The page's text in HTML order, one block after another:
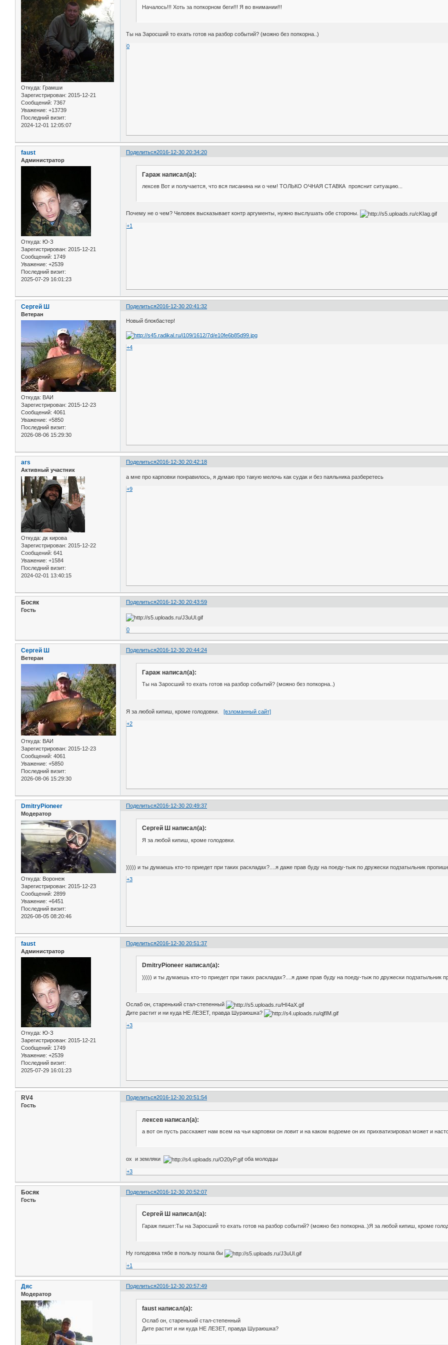
Откуда: Грамши
Зарегистрирован: 2015-12-21
Сообщений: 7367
Уважение: +13739
Последний визит:
2024-12-01 12:05:07
Началось!!! Хоть за попкорном беги!!! Я во внимании!!!
Ты на Заросший то ехать готов на разбор событий? (можно без попкорна..)
0
Поделиться2016-12-30 20:34:20
faust
Администратор
Откуда: Ю-З
Зарегистрирован: 2015-12-21
Сообщений: 1749
Уважение: +2539
Последний визит:
2025-07-29 16:01:23
Гараж написал(а):
лексев Вот и получается, что вся писанина ни о чем! ТОЛЬКО ОЧНАЯ СТАВКА прояснит ситуацию...
Почему не о чем? Человек высказывает контр аргументы, нужно выслушать обе стороны.
+1
Поделиться2016-12-30 20:41:32
Сергей Ш
Ветеран
Откуда: ВАИ
Зарегистрирован: 2015-12-23
Сообщений: 4061
Уважение: +5850
Последний визит:
2026-08-06 15:29:30
Новый блокбастер!
+4
Поделиться2016-12-30 20:42:18
ars
Активный участник
Откуда: дк кирова
Зарегистрирован: 2015-12-22
Сообщений: 641
Уважение: +1584
Последний визит:
2024-02-01 13:40:15
а мне про карповки понравилось, я думаю про такую мелочь как судак и без паяльника разберетесь
+9
Поделиться2016-12-30 20:43:59
Босяк
Гость
0
Поделиться2016-12-30 20:44:24
Сергей Ш
Ветеран
Откуда: ВАИ
Зарегистрирован: 2015-12-23
Сообщений: 4061
Уважение: +5850
Последний визит:
2026-08-06 15:29:30
Гараж написал(а):
Ты на Заросший то ехать готов на разбор событий? (можно без попкорна..)
Я за любой кипиш, кроме голодовки.[взломанный сайт]
+2
Поделиться2016-12-30 20:49:37
DmitryPioneer
Модератор
Откуда: Воронеж
Зарегистрирован: 2015-12-23
Сообщений: 2899
Уважение: +6451
Последний визит:
2026-08-05 08:20:46
Сергей Ш написал(а):
Я за любой кипиш, кроме голодовки.
))))) и ты думаешь кто-то приедет при таких раскладах?....я даже прав буду на поеду-тыж по дружески подзатыльник
+3
Поделиться2016-12-30 20:51:37
faust
Администратор
Откуда: Ю-З
Зарегистрирован: 2015-12-21
Сообщений: 1749
Уважение: +2539
Последний визит:
2025-07-29 16:01:23
DmitryPioneer написал(а):
))))) и ты думаешь кто-то приедет при таких раскладах?....я даже прав буду на поеду-тыж по дружески подзатыльник
Ослаб он, старенький стал-степенный
Дите растит и ни куда НЕ ЛЕЗЕТ, правда Шураюшка?
+3
Поделиться2016-12-30 20:51:54
RV4
Гость
лексев написал(а):
а вот он пусть расскажет нам всем на чьи карповки он ловит и на каком водоеме он их прихватизировал может и
ох и земляки оба молодцы
+3
Поделиться2016-12-30 20:52:07
Босяк
Гость
Сергей Ш написал(а):
Гараж пишет:Ты на Заросший то ехать готов на разбор событий? (можно без попкорна..)Я за любой кипиш, кроме
Ну голодовка тябе в пользу пошла бы
+1
Поделиться2016-12-30 20:57:49
Дяс
Модератор
faust написал(а):
Ослаб он, старенький стал-степенный
Дите растит и ни куда НЕ ЛЕЗЕТ, правда Шураюшка?